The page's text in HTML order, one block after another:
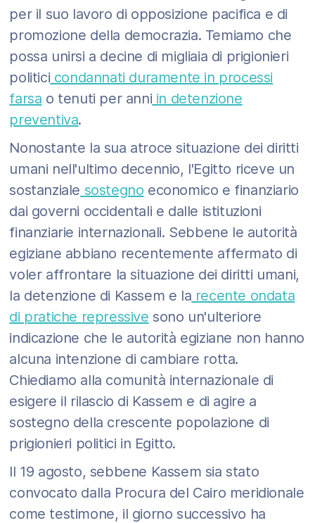
per il suo lavoro di opposizione pacifica e di
promozione della democrazia. Temiamo che
possa unirsi a decine di migliaia di prigionieri
politici condannati duramente in processi
farsa o tenuti per anni in detenzione
preventiva.
Nonostante la sua atroce situazione dei diritti
umani nell'ultimo decennio, l'Egitto riceve un
sostanziale sostegno economico e finanziario
dai governi occidentali e dalle istituzioni
finanziarie internazionali. Sebbene le autorità
egiziane abbiano recentemente affermato di
voler affrontare la situazione dei diritti umani,
la detenzione di Kassem e la recente ondata
di pratiche repressive sono un'ulteriore
indicazione che le autorità egiziane non hanno
alcuna intenzione di cambiare rotta.
Chiediamo alla comunità internazionale di
esigere il rilascio di Kassem e di agire a
sostegno della crescente popolazione di
prigionieri politici in Egitto.
Il 19 agosto, sebbene Kassem sia stato
convocato dalla Procura del Cairo meridionale
come testimone, il giorno successivo ha